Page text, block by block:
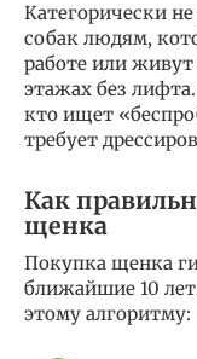
Категорически
собак людям,
работе или
этажах без
кто ищет
требует
Как
щенка
Покупка щенка
ближайшие 10
этому алгоритму: